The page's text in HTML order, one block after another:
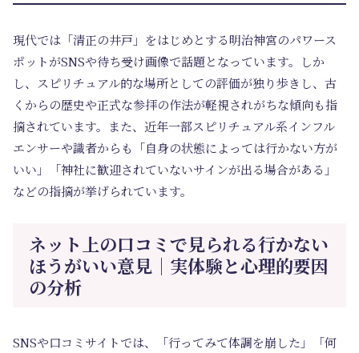
現代では「清正の井戸」をはじめとする明治神宮のパワース
ポットがSNSや待ち受け画像で話題となっています。しか
し、スピリチュアル的な場所としての評価が独り歩きし、古
くからの歴史や正式な参拝の作法が軽視されがちな傾向も指
摘されています。また、近年一部スピリチュアル系インフル
エンサーや識者からも「自身の状態によっては行かない方が
いい」「神社に歓迎されていないサインが出る場合がある」
などの指摘が挙げられています。
ネット上の口コミで見られる行かない
ほうがいい意見｜実体験と心理的要因
の分析
SNSや口コミサイトでは、「行ってみて体調を崩した」「何